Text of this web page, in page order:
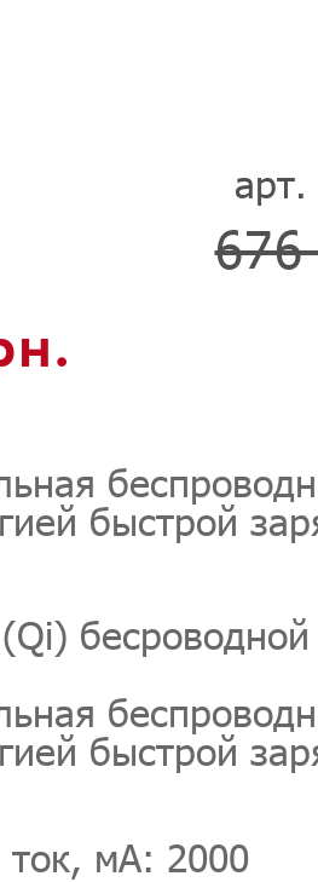
676
быстрой
быстрой
мА: 2000